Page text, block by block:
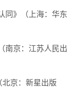
同》（上海：华东
南京：江苏人民出
京：新星出版